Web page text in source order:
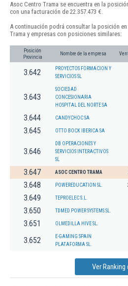
Asoc Centro Trama se encuentra en la
con una facturación de 22.357.473 €.
A continuación podrá consultar la posición
Trama y empresas con posiciones similares:
Posición
Provincia
Nombre de la empresa
3.642
PROYECTOS FORMACION Y
SERVICIOS SL
3.643
SOCIEDAD
CONCESIONARIA
HOSPITAL DEL NORTE SA
3.644 CANDYCHOC SA
3.645 OTTO BOCK IBERICA SA
3.646
DB OPERACIONES Y
SERVICIOS INTERACTIVOS
SL
3.647 ASOC CENTRO TRAMA
3.648 POWEREDUCATION SL.
3.649 TEPROELEC S.L.
3.650 TDMED POWER SYSTEMS SL.
3.651 OLMEDILLA HIVE SL.
3.652
E-GAMING SPAIN
PLATAFORMA SL.
Ver Ranking